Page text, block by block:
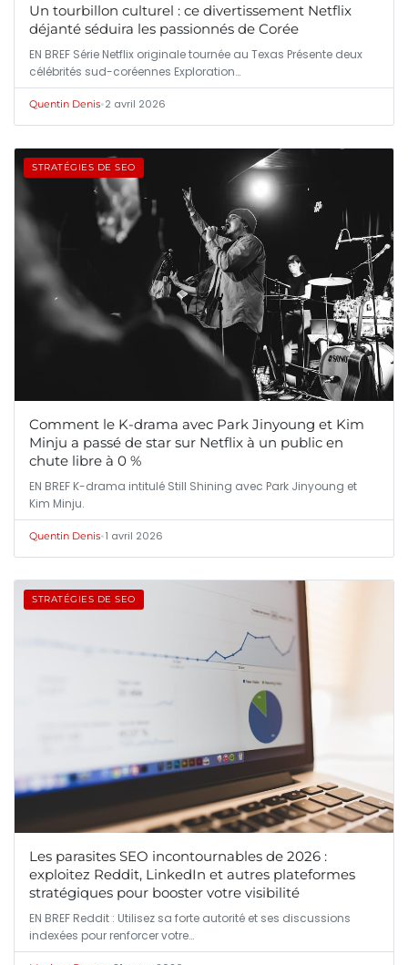
Un tourbillon culturel : ce divertissement Netflix
déjanté séduira les passionnés de Corée
EN BREF Série Netflix originale tournée au Texas Présente deux
célébrités sud-coréennes Exploration…
Quentin Denis•2 avril 2026
STRATÉGIES DE SEO
Comment le K-drama avec Park Jinyoung et Kim
Minju a passé de star sur Netflix à un public en
chute libre à 0 %
EN BREF K-drama intitulé Still Shining avec Park Jinyoung et
Kim Minju.
Quentin Denis•1 avril 2026
STRATÉGIES DE SEO
Les parasites SEO incontournables de 2026 :
exploitez Reddit, LinkedIn et autres plateformes
stratégiques pour booster votre visibilité
EN BREF Reddit : Utilisez sa forte autorité et ses discussions
indexées pour renforcer votre…